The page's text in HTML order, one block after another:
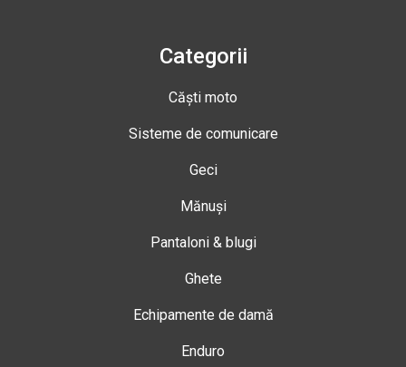
Categorii
Căști moto
Sisteme de comunicare
Geci
Mănuși
Pantaloni & blugi
Ghete
Echipamente de damă
Enduro